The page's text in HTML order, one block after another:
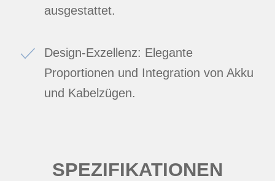
ausgestattet.
Design-Exzellenz: Elegante
Proportionen und Integration von Akku
und Kabelzügen.
SPEZIFIKATIONEN